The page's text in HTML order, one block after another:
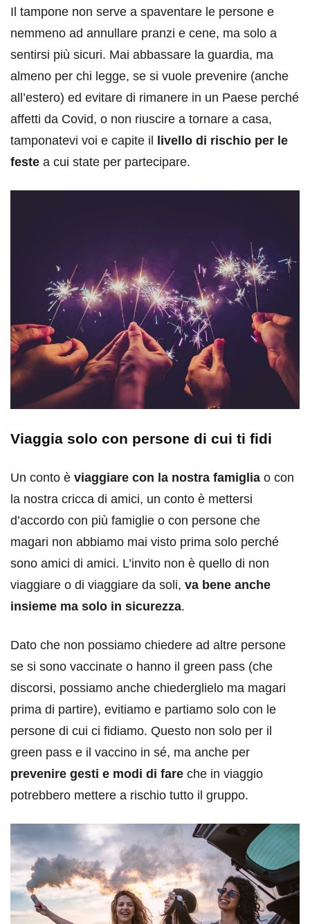
Il tampone non serve a spaventare le persone e
nemmeno ad annullare pranzi e cene, ma solo a
sentirsi più sicuri. Mai abbassare la guardia, ma
almeno per chi legge, se si vuole prevenire (anche
all’estero) ed evitare di rimanere in un Paese perché
affetti da Covid, o non riuscire a tornare a casa,
tamponatevi voi e capite il
livello di rischio per le
feste a cui state per partecipare.
Viaggia solo con persone di cui ti fidi
Un conto è viaggiare con la nostra famiglia o con
la nostra cricca di amici, un conto è mettersi
d’accordo con più famiglie o con persone che
magari non abbiamo mai visto prima solo perché
sono amici di amici. L’invito non è quello di non
viaggiare o di viaggiare da soli, va bene anche
insieme ma solo in sicurezza.
Dato che non possiamo chiedere ad altre persone
se si sono vaccinate o hanno il green pass (che
discorsi, possiamo anche chiederglielo ma magari
prima di partire), evitiamo e partiamo solo con le
persone di cui ci fidiamo. Questo non solo per il
green pass e il vaccino in sé, ma anche per
prevenire gesti e modi di fare che in viaggio
potrebbero mettere a rischio tutto il gruppo.